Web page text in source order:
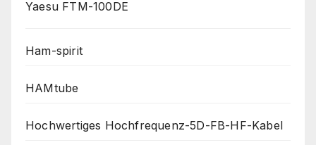
Yaesu FTM-100DE
Ham-spirit
HAMtube
Hochwertiges Hochfrequenz-5D-FB-HF-Kabel